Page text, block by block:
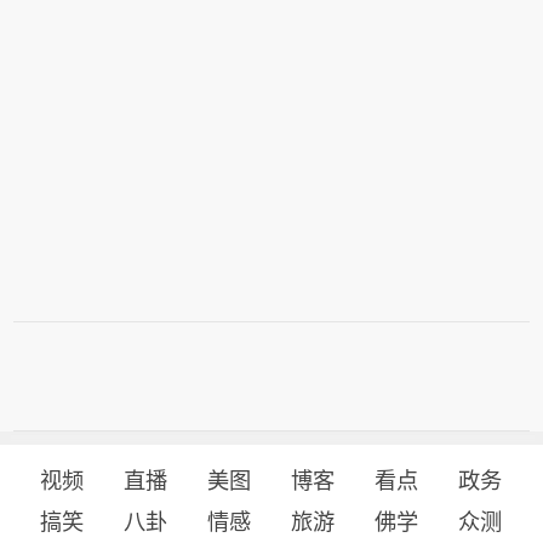
视频 直播 美图 博客 看点
政务
搞笑
八卦 情感 旅游 佛学 众测